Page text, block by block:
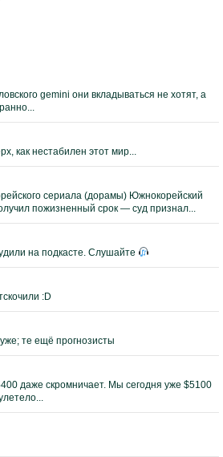
gemini они вкладываться не хотят, а
как нестабилен этот мир...
сериала (дорамы) Южнокорейский
пожизненный срок — суд признал...
на подкасте. Слушайте
:D
те ещё прогнозисты
даже скромничает. Мы сегодня уже $5100